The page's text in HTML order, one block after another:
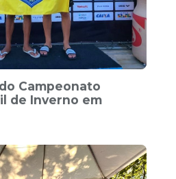
Campeonato
de Inverno em